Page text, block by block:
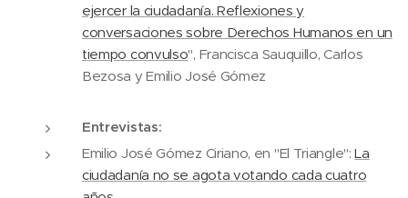
ejercer la ciudadanía. Reflexiones y
conversaciones sobre Derechos Humanos en un
tiempo convulso", Francisca Sauquillo, Carlos
Bezosa y Emilio José Gómez
Entrevistas:
Emilio José Gómez Ciriano, en "El Triangle":La
ciudadanía no se agota votando cada cuatro